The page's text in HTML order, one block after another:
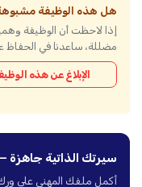
هل هذه الوظيفة
إذا لاحظت أن الوظيفة
مضللة، ساعدنا في الحفاظ
الإبلاغ عن هذه
سيرتك الذاتية
أكمل ملفك المهني على ورك